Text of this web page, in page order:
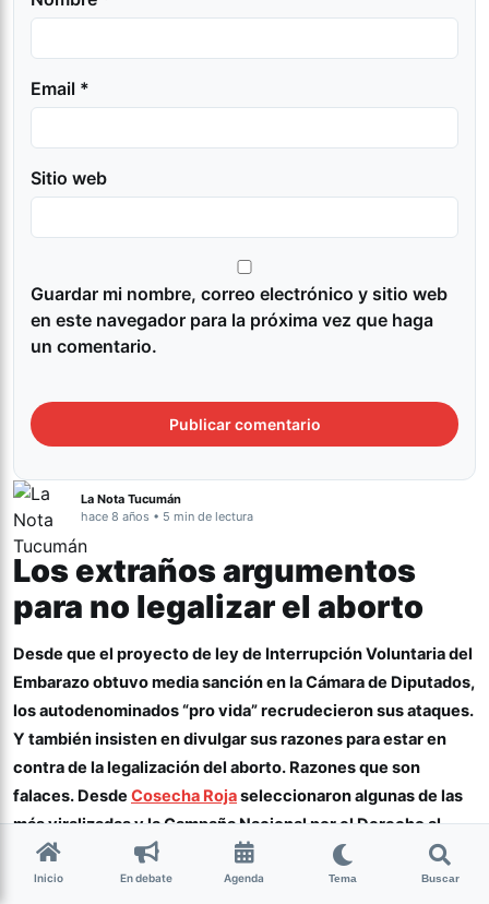
Email *
Sitio web
Guardar mi nombre, correo electrónico y sitio web
en este navegador para la próxima vez que haga
un comentario.
La Nota Tucumán
hace 8 años • 5 min de lectura
Los extraños argumentos
para no legalizar el aborto
Desde que el proyecto de ley de Interrupción Voluntaria del
Embarazo obtuvo media sanción en la Cámara de Diputados,
los autodenominados “pro vida” recrudecieron sus ataques.
Y también insisten en divulgar sus razones para estar en
contra de la legalización del aborto. Razones que son
falaces. Desde Cosecha Rojaseleccionaron algunas de las
más viralizadas y la Campaña Nacional por el Derecho al
Aborto Legal, Seguro y Gratuito ayudó a rebatirlas.
(más…)
Inicio En debate Agenda Tema Buscar